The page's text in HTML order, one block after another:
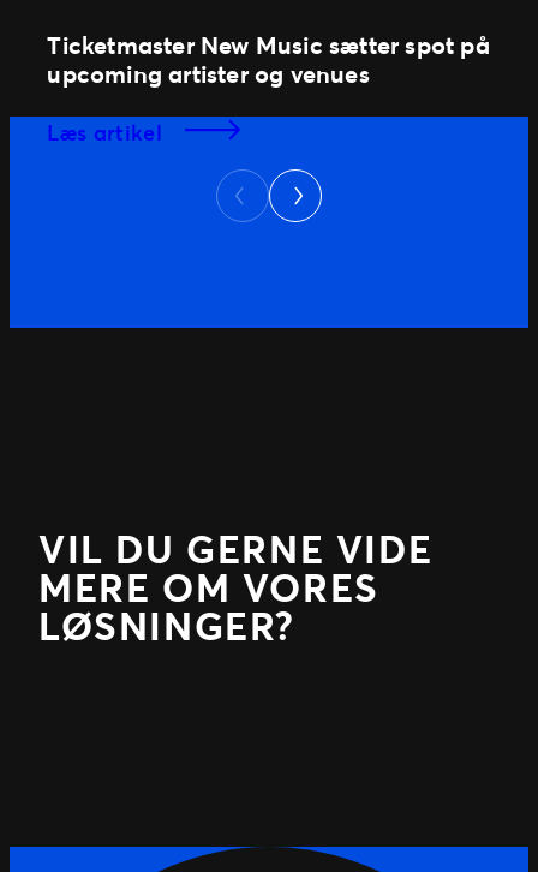
Ticketmaster New Music sætter spot på
upcoming artister og venues
læs artikel
Previous
Next
VIL DU GERNE VIDE
MERE OM VORES
LØSNINGER?